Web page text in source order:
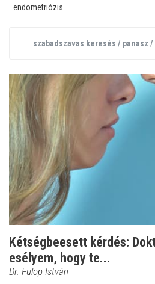
endometriózis
Kétségbeesett kérdés:
esélyem, hogy te...
Dr. Fülöp István